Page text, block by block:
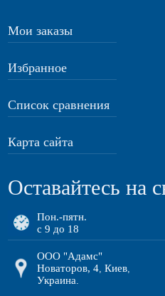
Мои заказы
Избранное
Список сравнения
Карта сайта
Оставайтесь на
Пон.-пятн.
с 9 до 18
ООО "Адамс"
Новаторов, 4 ,Киев
Украина